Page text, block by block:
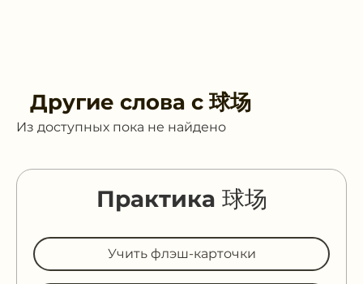
Другие слова с球场
Из доступных пока не найдено
Практика 球场
Учить флэш-карточки